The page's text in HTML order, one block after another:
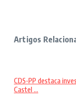
Artigos
CDS-PP destaca
Castel ...